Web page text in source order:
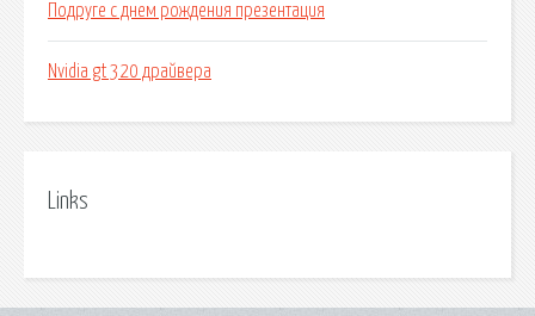
Подруге с днем рождения презентация
Nvidia gt 320 драйвера
Links